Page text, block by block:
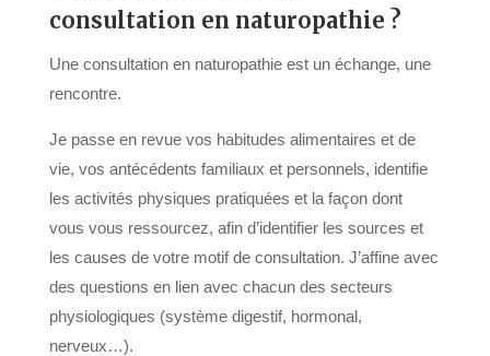
consultation en naturopathie ?
Une consultation en naturopathie est un échange, une
rencontre.
Je passe en revue vos habitudes alimentaires et de
vie, vos antécédents familiaux et personnels, identifie
les activités physiques pratiquées et la façon dont
vous vous ressourcez, afin d’identifier les sources et
les causes de votre motif de consultation. J’affine avec
des questions en lien avec chacun des secteurs
physiologiques (système digestif, hormonal,
nerveux…).